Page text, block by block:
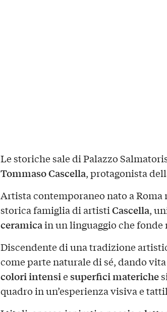
Le storiche sale di Palazzo
Tommaso Cascella, protagonista
Artista contemporaneo nato a Roma
storica famiglia di artistiCascella,
ceramicain un linguaggio che fonde
Discendente di una tradizione
come parte naturale di sé, dando
colori intensiesuperfici materiche
quadro in un’esperienza visiva e